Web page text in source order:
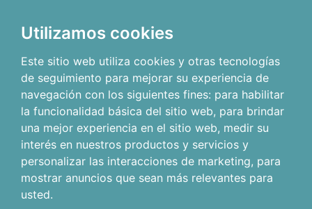
Utilizamos cookies
Este sitio web utiliza cookies y otras tecnologías
de seguimiento para mejorar su experiencia de
navegación con los siguientes fines: para habilitar
la funcionalidad básica del sitio web, para brindar
una mejor experiencia en el sitio web, medir su
interés en nuestros productos y servicios y
personalizar las interacciones de marketing, para
mostrar anuncios que sean más relevantes para
usted.